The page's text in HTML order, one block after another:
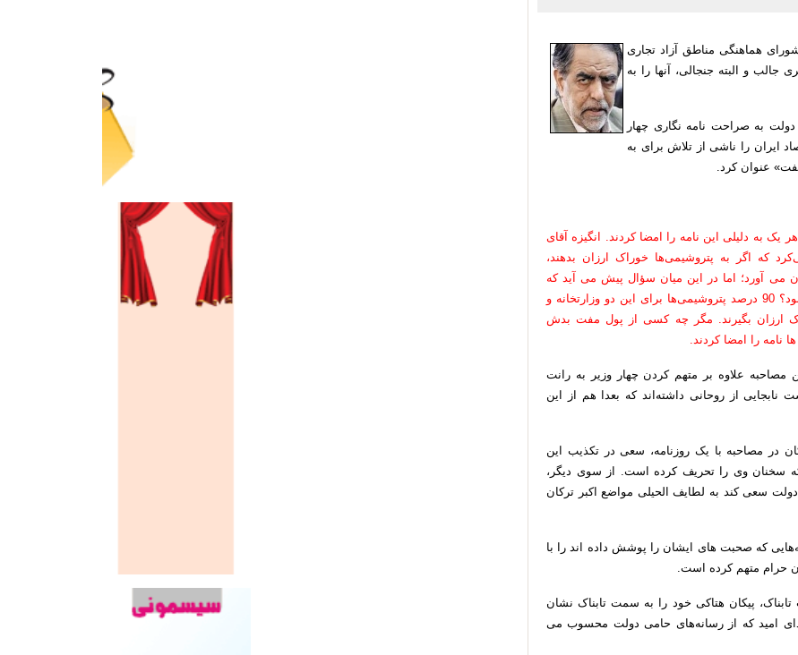
هماهنگی مناطق آزاد تجاری
جالب و البته جنجالی، آنها را به
به صراحت نامه نگاری چهار
ایران را ناشی از تلاش برای به
عنوان کرد.
یک به دلیلی این نامه را امضا کردند. انگیزه آقای
که اگر به پتروشیمی‌ها خوراک ارزان بدهند،
می آورد؛ اما در این میان سؤال پیش می آید که
انگیزه آقای دهقان، وزیر دفاع و آقای ربیعی، وزیر کار چه بود؟ 90 درصد پتروشیمی‌ها برای این دو وزارتخانه و
ارزان بگیرند. مگر چه کسی از پول مفت بدش
نامه را امضا کردند.
علاوه بر متهم کردن چهار وزیر به رانت
از روحانی داشته‌اند که بعدا هم از این
در مصاحبه با یک روزنامه، سعی در تکذیب این
که سخنان وی را تحریف کرده است. از سوی دیگر،
سعی کند به لطایف الحیلی مواضع اکبر ترکان
که صحبت های ایشان را پوشش داده اند را با
حرام متهم کرده است.
پیکان هتاکی خود را به سمت تابناک نشان
امید که از رسانه‌های حامی دولت محسوب می